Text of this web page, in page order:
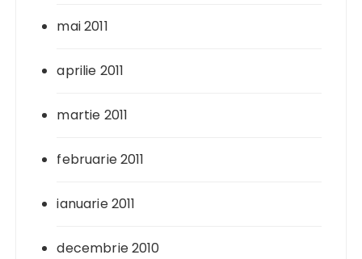
mai 2011
aprilie 2011
martie 2011
februarie 2011
ianuarie 2011
decembrie 2010